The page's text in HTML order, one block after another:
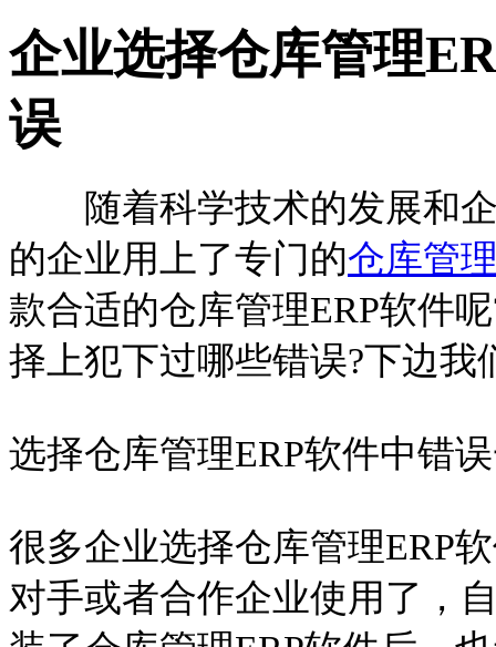
企业选择仓库管理
误
随着科学技术的发展和企
的企业用上了专门的仓库管
款合适的仓库管理ERP软件
择上犯下过哪些错误?下边我
选择仓库管理ERP软件中错
很多企业选择仓库管理ERP
对手或者合作企业使用了，